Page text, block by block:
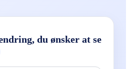
du ønsker at se